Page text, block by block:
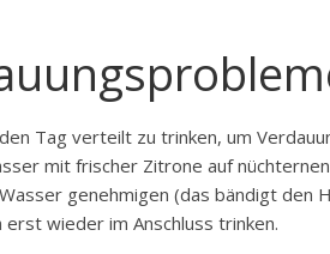
Tag verteilt zu trinken, um
mit frischer Zitrone auf
genehmigen (das bändigt den
wieder im Anschluss trinken.